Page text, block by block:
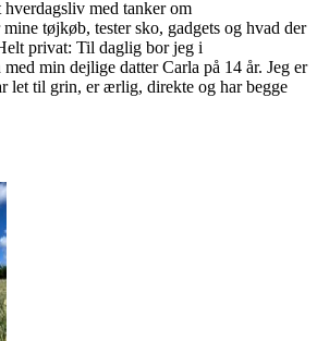
med tanker om
tøjkøb, tester sko, gadgets og hvad der
privat: Til daglig bor jeg i
min dejlige datter Carla på 14 år. Jeg er
let til grin, er ærlig, direkte og har begge